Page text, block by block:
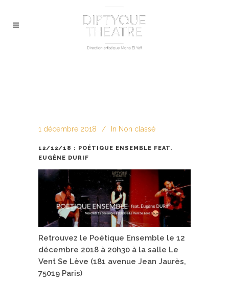
1 décembre 2018 In Non classé
12/12/18 : POÉTIQUE ENSEMBLE FEAT.
EUGÈNE DURIF
Retrouvez le Poétique Ensemble le 12
décembre 2018 à 20h30 à la salle Le
Vent Se Lève (181 avenue Jean Jaurès,
75019 Paris)